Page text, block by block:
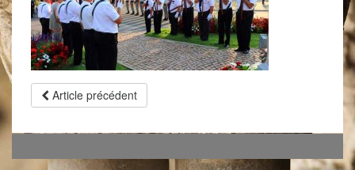
Article précédent